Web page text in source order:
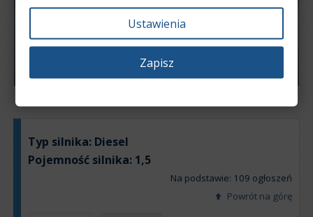
Typ silnika: Diesel
Pojemność silnika: 1,5
Na podstawie: 109 ogłoszeń
Powrót na górę
Ustawienia
Zapisz